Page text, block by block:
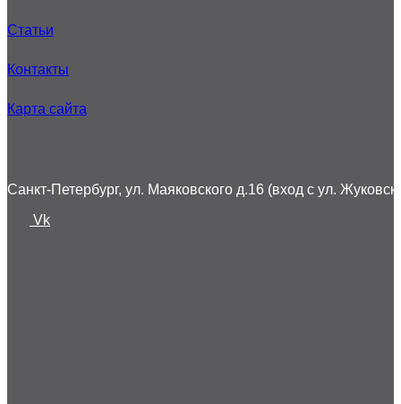
Статьи
Контакты
Карта сайта
Санкт-Петербург, ул. Маяковского д.16 (вход с ул.
Vk